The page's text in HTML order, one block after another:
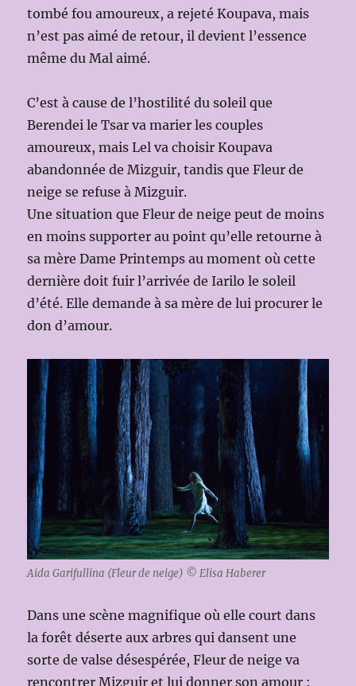
tombé fou amoureux, a rejeté Koupava, mais
n’est pas aimé de retour, il devient l’essence
même du Mal aimé.
C’est à cause de l’hostilité du soleil que
Berendei le Tsar va marier les couples
amoureux, mais Lel va choisir Koupava
abandonnée de Mizguir, tandis que Fleur de
neige se refuse à Mizguir.
Une situation que Fleur de neige peut de moins
en moins supporter au point qu’elle retourne à
sa mère Dame Printemps au moment où cette
dernière doit fuir l’arrivée de Iarilo le soleil
d’été. Elle demande à sa mère de lui procurer le
don d’amour.
Aida Garifullina (Fleur de neige) © Elisa Haberer
Dans une scène magnifique où elle court dans
la forêt déserte aux arbres qui dansent une
sorte de valse désespérée, Fleur de neige va
rencontrer Mizguir et lui donner son amour :